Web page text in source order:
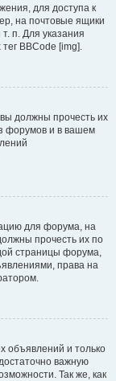
для доступа к
на почтовые ящики
п. Для указания
BBCode [img].
должны прочесть их
форумов и в вашем
для форума, на
прочесть их по
страницы форума,
права на
объявлений и только
важную
Так же, как